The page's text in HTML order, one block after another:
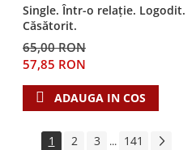
Single. Într-o relație. Logodit.
Căsătorit.
65,00 RON
57,85 RON
ADAUGA IN COS
1 2 3 ... 141